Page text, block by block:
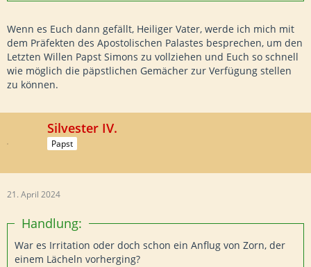
Wenn es Euch dann gefällt, Heiliger Vater, werde ich mich mit
dem Präfekten des Apostolischen Palastes besprechen, um den
Letzten Willen Papst Simons zu vollziehen und Euch so schnell
wie möglich die päpstlichen Gemächer zur Verfügung stellen
zu können.
Silvester IV.
Papst
21. April 2024
Handlung:
War es Irritation oder doch schon ein Anflug von Zorn, der
einem Lächeln vorherging?